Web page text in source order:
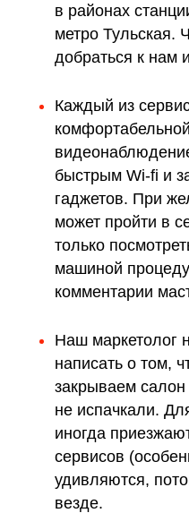
в районах
метро Тульская.
добраться к нам
Каждый из
быстрым Wi-fi и
гаджетов. При
может пройти в
только
машиной
комментарии
Наш маркетолог
написать о том,
закрываем салон
не испачкали.
иногда
сервисов
удивляются,
везде.